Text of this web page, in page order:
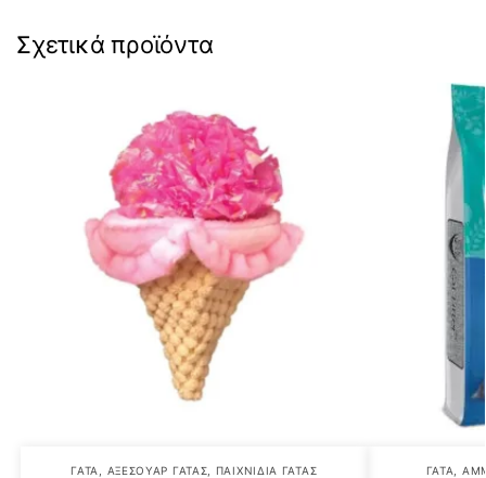
Σχετικά προϊόντα
ΓΆΤΑ ΑΞΕΣΟΥΆΡ ΓΆΤΑΣ ΠΑΙΧΝΊΔΙΑ ΓΆΤΑΣ ΓΆΤΑ